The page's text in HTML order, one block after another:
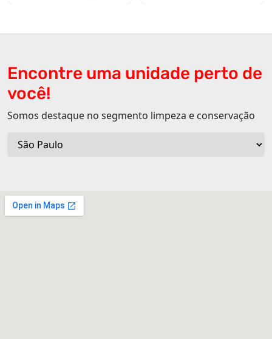
Encontre uma unidade perto de
você!
Somos destaque no segmento limpeza e conservação